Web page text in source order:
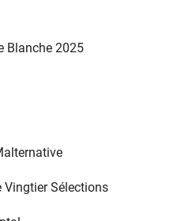
Blanche 2025
Vingtier Sélections